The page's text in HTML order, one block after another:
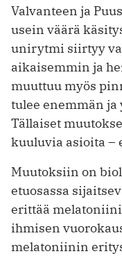
Valvanteen ja
usein väärä
unirytmi siirtyy
aikaisemmin ja
muuttuu myös
tulee enemmän ja
Tällaiset
kuuluvia asioita –
Muutoksiin on
etuosassa
erittää
ihmisen
melatoniinin